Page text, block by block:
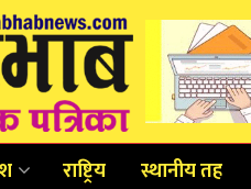
राष्ट्रिय स्थानीय तह